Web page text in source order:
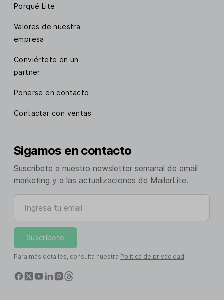
Porqué Lite
Valores de nuestra
empresa
Conviértete en un
partner
Ponerse en contacto
Contactar con ventas
Sigamos en contacto
Suscríbete a nuestro newsletter semanal de email
marketing y a las actualizaciones de MailerLite.
Ingresa tu email
Suscríbete
Para más detalles, consulta nuestra Política de privacidad.